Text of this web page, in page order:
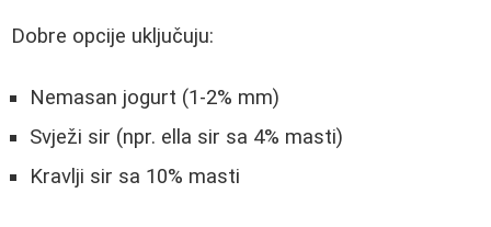
Dobre opcije uključuju:
Nemasan jogurt (1-2% mm)
Svježi sir (npr. ella sir sa 4% masti)
Kravlji sir sa 10% masti